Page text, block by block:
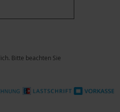
Bitte beachten Sie